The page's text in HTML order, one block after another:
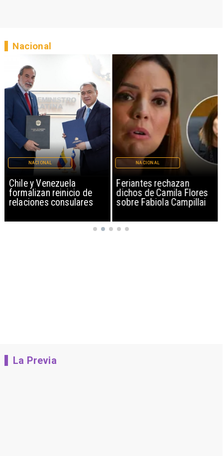
Chile y Venezuela
formalizan reinicio de
relaciones consulares
NACIONAL
Feriantes rechazan
dichos de Camila Flores
sobre Fabiola Campillai
NACIONAL
Nacional
La Previa